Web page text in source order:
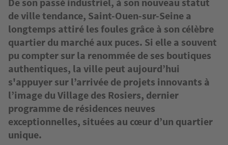
de ville tendance, Saint-Ouen-sur-Seine a
longtemps attiré les foules grâce à son célèbre
quartier du marché aux puces. Si elle a souvent
pu compter sur la renommée de ses boutiques
authentiques, la ville peut aujourd’hui
s'appuyer sur l’arrivée de projets innovants à
l’image du Village des Rosiers, dernier
programme de résidences neuves
exceptionnelles, situées au cœur d’un quartier
unique.